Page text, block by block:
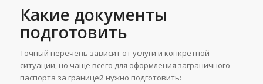
Какие документы
подготовить
Точный перечень зависит от услуги и конкретной
ситуации, но чаще всего для оформления заграничного
паспорта за границей нужно подготовить: